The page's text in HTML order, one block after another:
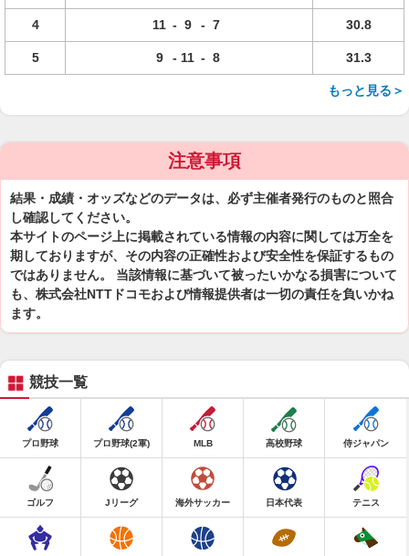
4 11 - 9 - 7 30.8
5 9 - 11 - 8 31.3
もっと見る＞
注意事項
結果・成績・オッズなどのデータは、必ず主催者発行のものと照合
し確認してください。
本サイトのページ上に掲載されている情報の内容に関しては万全を
期しておりますが、その内容の正確性および安全性を保証するもの
ではありません。 当該情報に基づいて被ったいかなる損害について
も、株式会社NTTドコモおよび情報提供者は一切の責任を負いかね
ます。
競技一覧
プロ野球 プロ野球(2軍) MLB 高校野球 侍ジャパン
ゴルフ Jリーグ 海外サッカー 日本代表 テニス